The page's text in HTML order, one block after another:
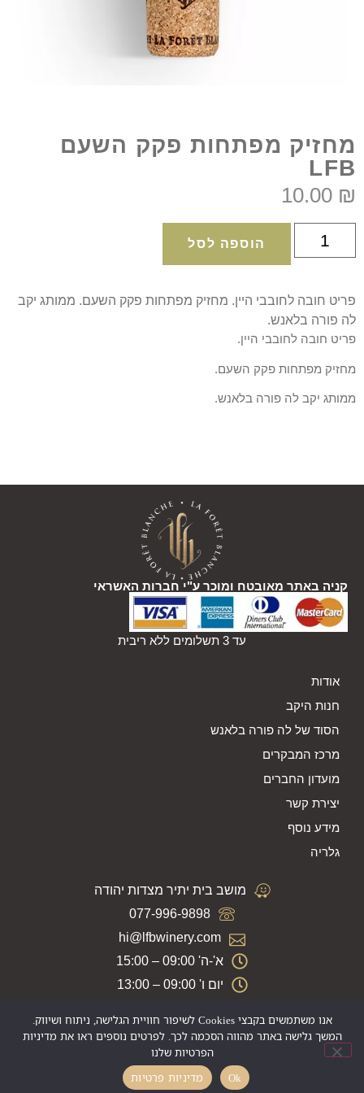
מחזיק מפתחות פקק השעם
LFB
10.00 ₪
הוספה לסל
פריט חובה לחובבי היין. מחזיק מפתחות פקק השעם. ממותג יקב
לה פורה בלאנש.
פריט חובה לחובבי היין.
מחזיק מפתחות פקק השעם.
ממותג יקב לה פורה בלאנש.
קניה באתר מאובטח ומוכר ע"י חברות האשראי
עד 3 תשלומים ללא ריבית
אודות
חנות היקב
הסוד של לה פורה בלאנש
מרכז המבקרים
מועדון החברים
יצירת קשר
מידע נוסף
גלריה
מושב בית יתיר מצדות יהודה
077-996-9898
hi@lfbwinery.com
א'-ה' 09:00 – 15:00
יום ו' 09:00 – 13:00
תקנון ומדיניות האתר
הצהרת נגישות
מדיניות פרטיות
אנו משתמשים בקבצי Cookies לשיפור חוויית הגלישה, ניתוח ושיווק.
המשך גלישה באתר מהווה הסכמה לכך. לפרטים נוספים ראו את מדיניות
הפרטיות שלנו
Ok
מדיניות פרטיות